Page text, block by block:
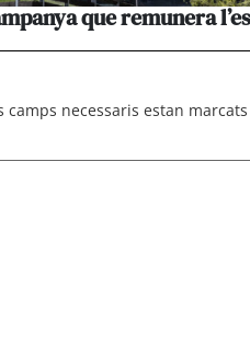
que remunera
camps necessaris estan